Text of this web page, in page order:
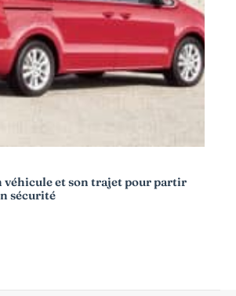
véhicule et son trajet pour partir
sécurité